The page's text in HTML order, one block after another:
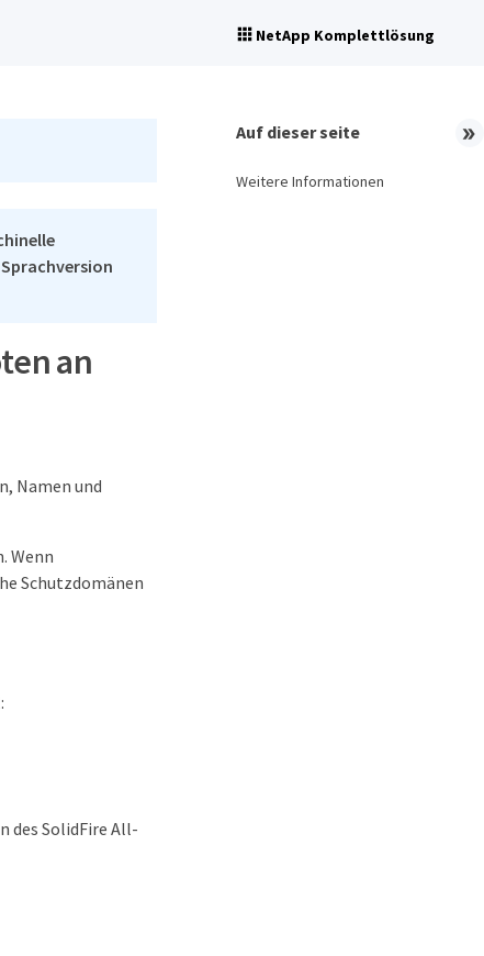
NetApp Komplettlösung
an
Namen und
Wenn
Schutzdomänen
des SolidFire All-
Auf dieser seite
Weitere Informationen